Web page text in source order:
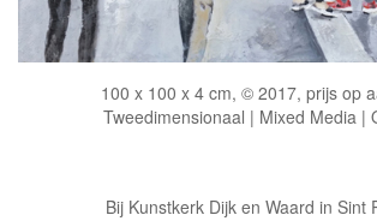
100 x 100 x 4 cm, © 2017, prijs op
Tweedimensionaal | Mixed Media |
Bij Kunstkerk Dijk en Waard in Sint